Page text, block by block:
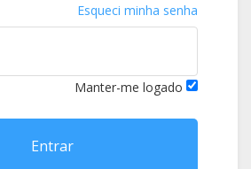
Esqueci minha senha
Manter-me logado